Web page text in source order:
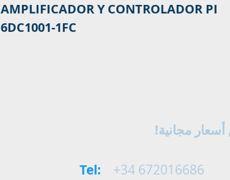
AMPLIFICADOR Y CONTROLADOR PI
6DC1001-1FC
Tel:
+34 672016686
مجانية!